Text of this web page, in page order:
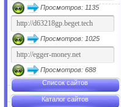
Просмотров: 1135
Просмотров: 1025
Просмотров: 688
Список сайтов
Каталог сайтов